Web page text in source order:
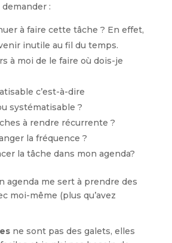
:
à faire cette tâche ? En effet,
inutile au fil du temps.
à moi de le faire où dois-je
c’est-à-dire
systématisable ?
à rendre récurrente ?
la fréquence ?
la tâche dans mon agenda?
agenda me sert à prendre des
moi-même (plus qu’avez
ne sont pas des galets, elles